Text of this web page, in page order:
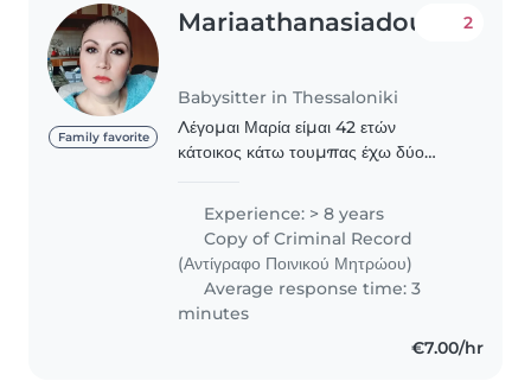
Family favorite
Mariaathanasiadou
Babysitter in Thessaloniki
2
Λέγομαι Μαρία είμαι 42 ετών
κάτοικος κάτω τουμπας έχω δύο
Στυλιανό κ σε βρεφονηπιακούς
σταθμούς του Δήμου Θεσσαλονίκης
έχω δίπλωμα οδήγησης αλλά όχι
αμάξι..
Experience: > 8 years
Copy of Criminal Record
(Αντίγραφο Ποινικού Μητρώου)
Average response time: 3
minutes
€7.00/hr